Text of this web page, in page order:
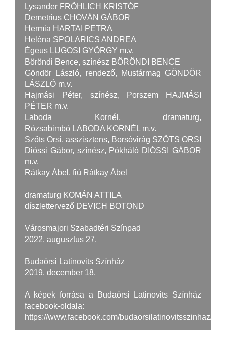
Lysander FRÖHLICH KRISTÓF
Demetrius CHOVÁN GÁBOR
Hermia HARTAI PETRA
Heléna SPOLARICS ANDREA
Égeus LUGOSI GYÖRGY m.v.
Böröndi Bence, színész BÖRÖNDI BENCE
Göndör László, rendező, Mustármag GÖNDÖR
LÁSZLÓ m.v.
Hajmási Péter, színész, Porszem HAJMÁSI
PÉTER m.v.
Laboda Kornél, dramaturg,
Rózsabimbó LABODA KORNÉL m.v.
Szőts Orsi, asszisztens, Borsóvirág SZŐTS ORSI
Dióssi Gábor, színész, Pókháló DIÓSSI GÁBOR
m.v.
Rátkay Ábel, fiú Rátkay Ábel
dramaturg KOMÁN ATTILA
díszlettervező DEVICH BOTOND
Városmajori Szabadtéri Színpad
2022. augusztus 27.
Budaörsi Latinovits Színház
2019. december 18.
A képek forrása a Budaörsi Latinovits Színház
facebook-oldala:
https://www.facebook.com/budaorsilatinovitsszinhaz/